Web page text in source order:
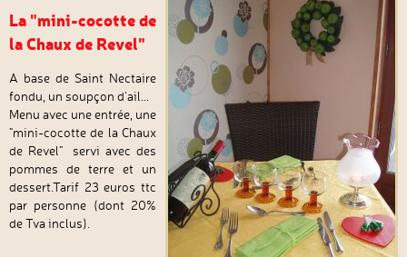
La "mini-cocotte de
la Chaux de Revel"
A base de Saint Nectaire
fondu, un soupçon d'ail...
Menu avec une entrée, une
"mini-cocotte de la Chaux
de Revel" servi avec des
pommes de terre et un
dessert.Tarif 23 euros ttc
par personne (dont 20%
de Tva inclus).